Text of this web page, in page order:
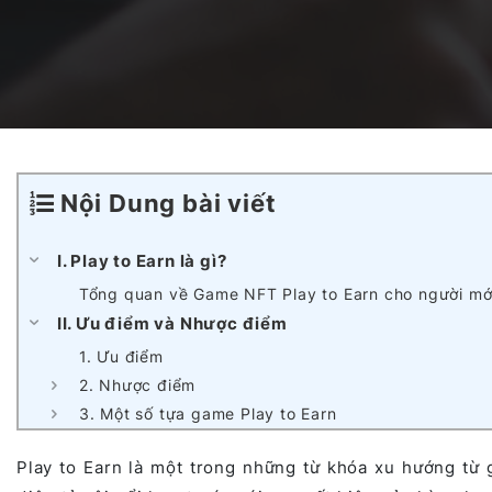
Nền tảng Văn phòng Ảo Toàn cầu
Nội Dung bài viết
I. Play to Earn là gì?
Tổng quan về Game NFT Play to Earn cho người
II. Ưu điểm và Nhược điểm
1. Ưu điểm
2. Nhược điểm
3. Một số tựa game Play to Earn
Play to Earn là một trong những từ khóa xu hướng